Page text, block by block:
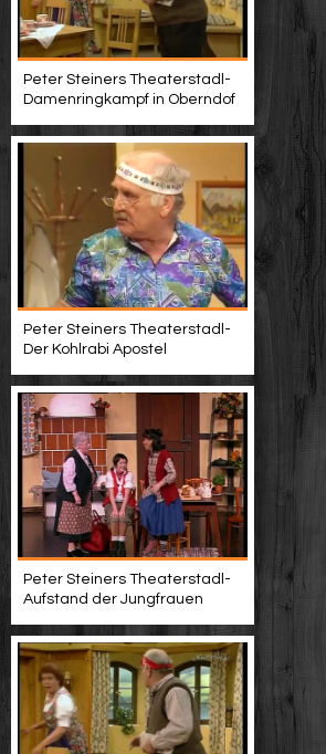
Peter Steiners Theaterstadl-
Damenringkampf in Oberndof
Peter Steiners Theaterstadl-
Der Kohlrabi Apostel
Peter Steiners Theaterstadl-
Aufstand der Jungfrauen